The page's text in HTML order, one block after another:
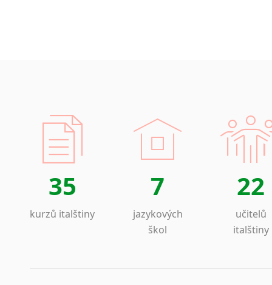
35
kurzů italštiny
7
jazykových
škol
22
učitelů
italštiny